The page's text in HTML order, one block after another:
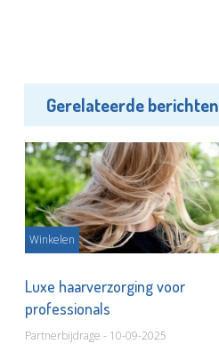
Gerelateerde berichten
Winkelen
Luxe haarverzorging voor
professionals
Partnerbijdrage - 10-09-2025